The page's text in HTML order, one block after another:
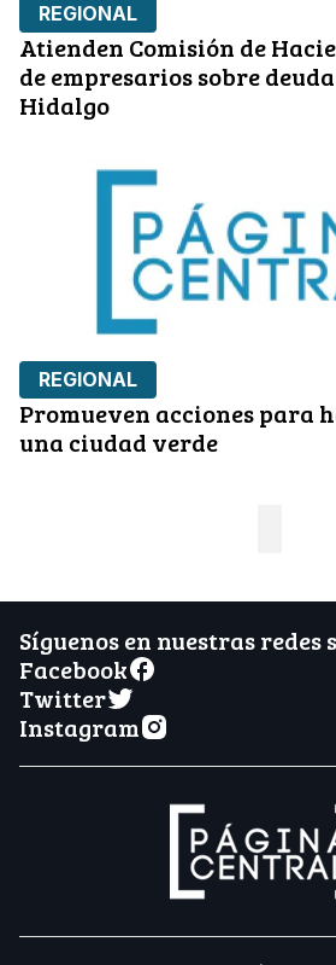
REGIONAL
Atienden Comisión de
de empresarios sobre
Hidalgo
REGIONAL
Promueven acciones para
una ciudad verde
Síguenos en nuestras redes
Facebook
Twitter
Instagram